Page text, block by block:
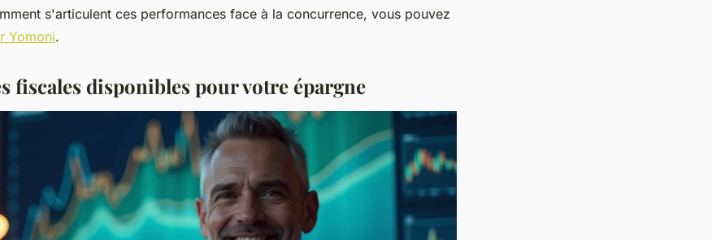
s'articulent ces performances face à la concurrence, vous pouvez
Yomoni.
fiscales disponibles pour votre épargne